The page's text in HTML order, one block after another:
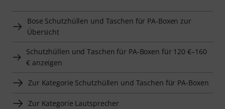
Bose Schutzhüllen und Taschen für PA-Boxen zur
Übersicht
Schutzhüllen und Taschen für PA-Boxen für 120 €–160
€ anzeigen
Zur Kategorie Schutzhüllen und Taschen für PA-Boxen
Zur Kategorie Lautsprecher